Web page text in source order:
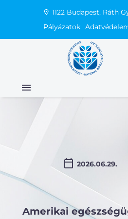
1122 Budapest, Ráth
Pályázatok
2026.06.29.
Amerikai